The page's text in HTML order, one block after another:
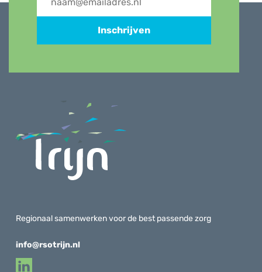
Inschrijven
Regionaal samenwerken voor de best passende zorg
info@rsotrijn.nl